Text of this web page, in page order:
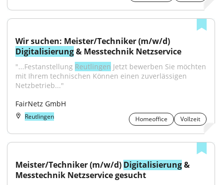
Digitalisierung & Messtechnik Netzservice
"...Festanstellung Reutlingen Jetzt bewerben Sie möchten
mit Ihrem technischen Können einen zuverlässigen
Netzbetrieb..."
FairNetz GmbH
Reutlingen Homeoffice Vollzeit
Meister/Techniker (m/w/d) Digitalisierung &
Messtechnik Netzservice gesucht